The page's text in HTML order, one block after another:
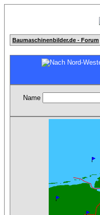
Baumaschinenbilder.de - Forum
Name